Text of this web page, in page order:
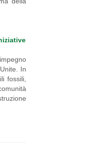
In
fossili,